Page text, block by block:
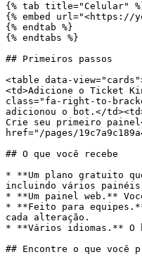
{% tab title="Celular"
{% embed url="<https://
{% endtab %}
{% endtabs %}
## Primeiros passos
<table data-
<td>Adicione o Ticket
class="fa-right-to-
adicionou o bot.</
Crie seu primeiro
href="/pages/
## O que você recebe
* **Um plano gratuito
incluindo vários
* **Um painel web.**
* **Feito para
cada alteração.
* **Vários idiomas.** O
## Encontre o que você